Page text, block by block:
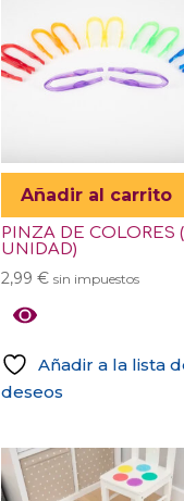
Añadir al carrito
PINZA DE COLORES
UNIDAD)
2,99 € sin impuestos
Añadir a la lista
deseos